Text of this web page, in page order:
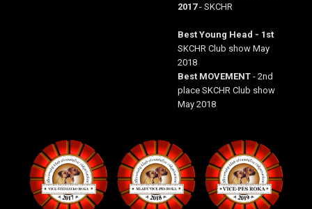
2017- SKCHR
Best Young Head - 1st
SKCHR Club show May
2018
Best MOVEMENT - 2nd
place SKCHR Club show
May 2018